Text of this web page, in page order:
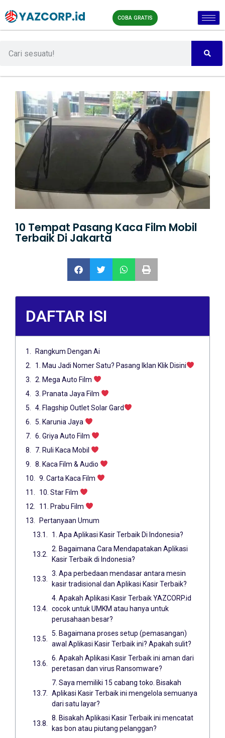
COBA GRATIS
10 Tempat Pasang Kaca Film Mobil
Terbaik Di Jakarta
DAFTAR ISI
Rangkum Dengan Ai
1. Mau Jadi Nomer Satu? Pasang Iklan Klik Disini
2. Mega Auto Film
3. Pranata Jaya Film
4. Flagship Outlet Solar Gard
5. Karunia Jaya
6. Griya Auto Film
7. Ruli Kaca Mobil
8. Kaca Film & Audio
9. Carta Kaca Film
10. Star Film
11. Prabu Film
Pertanyaan Umum
1. Apa Aplikasi Kasir Terbaik Di Indonesia?
2. Bagaimana Cara Mendapatakan Aplikasi
Kasir Terbaik di Indonesia?
3. Apa perbedaan mendasar antara mesin
kasir tradisional dan Aplikasi Kasir Terbaik?
4. Apakah Aplikasi Kasir Terbaik YAZCORP.id
cocok untuk UMKM atau hanya untuk
perusahaan besar?
5. Bagaimana proses setup (pemasangan)
awal Aplikasi Kasir Terbaik ini? Apakah sulit?
6. Apakah Aplikasi Kasir Terbaik ini aman dari
peretasan dan virus Ransomware?
7. Saya memiliki 15 cabang toko. Bisakah
Aplikasi Kasir Terbaik ini mengelola semuanya
dari satu layar?
8. Bisakah Aplikasi Kasir Terbaik ini mencatat
kas bon atau piutang pelanggan?